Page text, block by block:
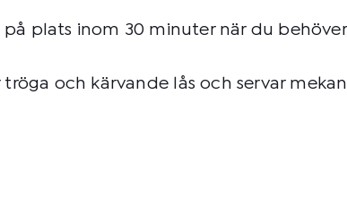
plats inom 30 minuter när du
tröga och kärvande lås och servar